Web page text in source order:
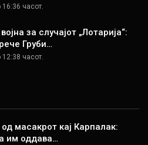
часот.
за случајот „Лотарија“:
Груби…
часот.
масакрот кај Карпалак:
им оддава…